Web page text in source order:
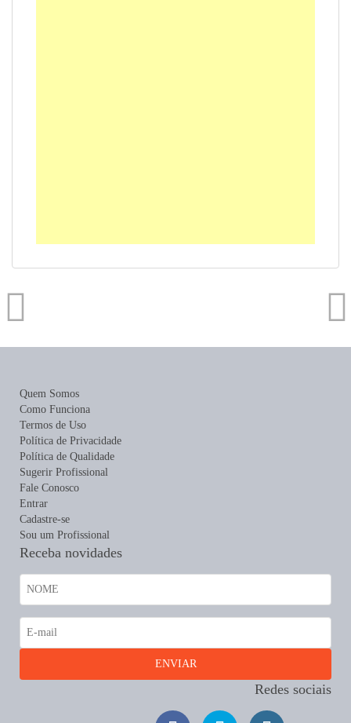
Quem Somos
Como Funciona
Termos de Uso
Política de Privacidade
Política de Qualidade
Sugerir Profissional
Fale Conosco
Entrar
Cadastre-se
Sou um Profissional
Receba novidades
Redes sociais